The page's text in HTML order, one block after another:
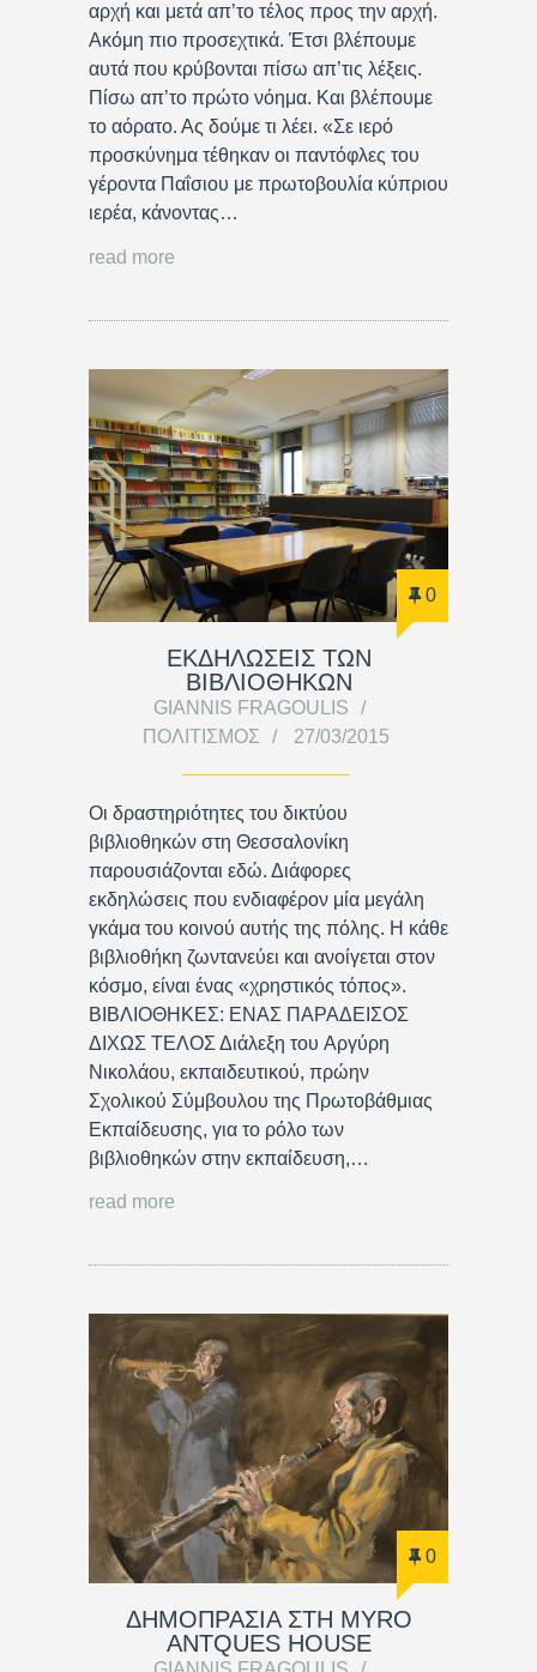
αρχή και μετά απ’το τέλος προς την αρχή.
Ακόμη πιο προσεχτικά. Έτσι βλέπουμε
αυτά που κρύβονται πίσω απ’τις λέξεις.
Πίσω απ’το πρώτο νόημα. Και βλέπουμε
το αόρατο. Ας δούμε τι λέει. «Σε ιερό
προσκύνημα τέθηκαν οι παντόφλες του
γέροντα Παΐσιου με πρωτοβουλία κύπριου
ιερέα, κάνοντας…
read more
0
ΕΚΔΗΛΩΣΕΙΣ ΤΩΝ
ΒΙΒΛΙΟΘΗΚΩΝ
GIANNIS FRAGOULIS
ΠΟΛΙΤΙΣΜΌΣ
27/03/2015
Οι δραστηριότητες του δικτύου
βιβλιοθηκών στη Θεσσαλονίκη
παρουσιάζονται εδώ. Διάφορες
εκδηλώσεις που ενδιαφέρον μία μεγάλη
γκάμα του κοινού αυτής της πόλης. Η κάθε
βιβλιοθήκη ζωντανεύει και ανοίγεται στον
κόσμο, είναι ένας «χρηστικός τόπος».
ΒΙΒΛΙΟΘΗΚΕΣ: ΕΝΑΣ ΠΑΡΑΔΕΙΣΟΣ
ΔΙΧΩΣ ΤΕΛΟΣ Διάλεξη του Αργύρη
Νικολάου, εκπαιδευτικού, πρώην
Σχολικού Σύμβουλου της Πρωτοβάθμιας
Εκπαίδευσης, για το ρόλο των
βιβλιοθηκών στην εκπαίδευση,…
read more
0
ΔΗΜΟΠΡΑΣΙΑ ΣΤΗ MYRO
ANTQUES HOUSE